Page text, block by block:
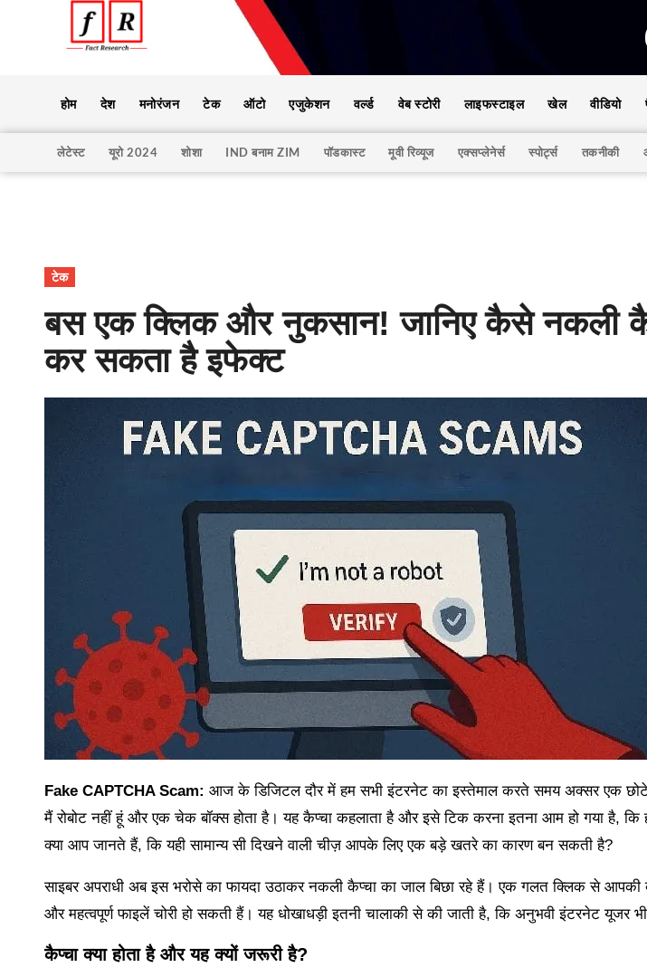
होम देश मनोरंजन टेक ऑटो एजुकेशन वर्ल्ड वेब स्टोरी लाइफस्टाइल खेल वीडियो
लेटेस्ट यूरो 2024 शोशा IND बनाम ZIM पॉडकास्ट मूवी रिव्यूज एक्सप्लेनेर्स स्पोर्ट्स तकनीकी
टेक
बस एक क्लिक और नुकसान! जानिए कैसे नकली
कर सकता है इफेक्ट
Fake CAPTCHA Scam: आज के डिजिटल दौर में हम सभी इंटरनेट का इस्तेमाल करते समय अक्सर एक छोटे
मैं रोबोट नहीं हूं और एक चेक बॉक्स होता है। यह कैप्चा कहलाता है और इसे टिक करना इतना आम हो गया है,
क्या आप जानते हैं, कि यही सामान्य सी दिखने वाली चीज़ आपके लिए एक बड़े खतरे का कारण बन सकती है?
साइबर अपराधी अब इस भरोसे का फायदा उठाकर नकली कैप्चा का जाल बिछा रहे हैं। एक गलत क्लिक से आपकी
और महत्वपूर्ण फाइलें चोरी हो सकती हैं। यह धोखाधड़ी इतनी चालाकी से की जाती है, कि अनुभवी इंटरनेट
कैप्चा क्या होता है और यह क्यों जरूरी है?